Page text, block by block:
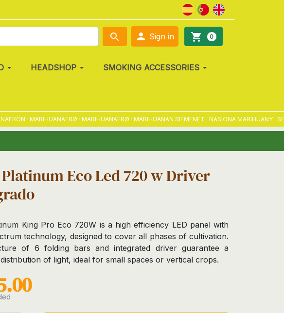
search  Sign in shopping_cart 0
HEADSHOP SMOKING ACCESSORIES
MARIHUANAFRØ · MARIHUANAFRØ · MARIHUANAN SIEMENET · NASIONA MARIHUANY ·
Eco Led 720 w Driver
King Pro Eco 720W is a high efficiency LED panel with
technology, designed to cover all phases of cultivation.
of 6 folding bars and integrated driver guarantee a
of light, ideal for small spaces or vertical crops.